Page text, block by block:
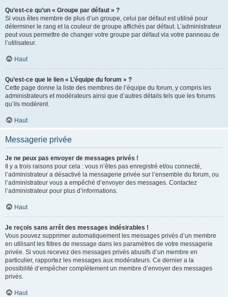
Qu’est-ce qu’un « Groupe par défaut » ?
Si vous êtes membre de plus d’un groupe, celui par défaut est utilisé pour
déterminer le rang et la couleur de groupe affichés par défaut. L’administrateur
peut vous permettre de changer votre groupe par défaut via votre panneau de
l’utilisateur.
Haut
Qu’est-ce que le lien « L’équipe du forum » ?
Cette page donne la liste des membres de l’équipe du forum, y compris les
administrateurs et modérateurs ainsi que d’autres détails tels que les forums
qu’ils modèrent.
Haut
Messagerie privée
Je ne peux pas envoyer de messages privés !
Il y a trois raisons pour cela : vous n’êtes pas enregistré et/ou connecté,
l’administrateur a désactivé la messagerie privée sur l’ensemble du forum, ou
l’administrateur vous a empêché d’envoyer des messages. Contactez
l’administrateur pour plus d’informations.
Haut
Je reçois sans arrêt des messages indésirables !
Vous pouvez supprimer automatiquement les messages privés d’un membre
en utilisant les filtres de message dans les paramètres de votre messagerie
privée. Si vous recevez des messages privés abusifs d’un membre en
particulier, rapportez les messages aux modérateurs. Ce dernier a la
possibilité d’empêcher complètement un membre d’envoyer des messages
privés.
Haut